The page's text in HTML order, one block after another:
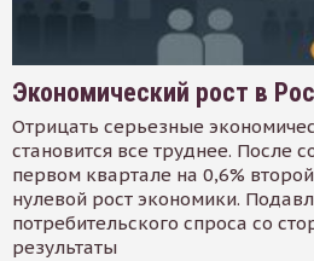
Экономический рост в
Отрицать серьезные
становится все труднее. После
первом квартале на 0,6%
нулевой рост экономики.
потребительского спроса со
результаты